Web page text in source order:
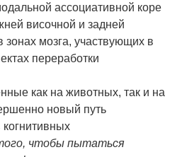
ассоциативной коре
височной и задней
мозга, участвующих в
переработки
как на животных, так и на
новый путь
чтобы пытаться